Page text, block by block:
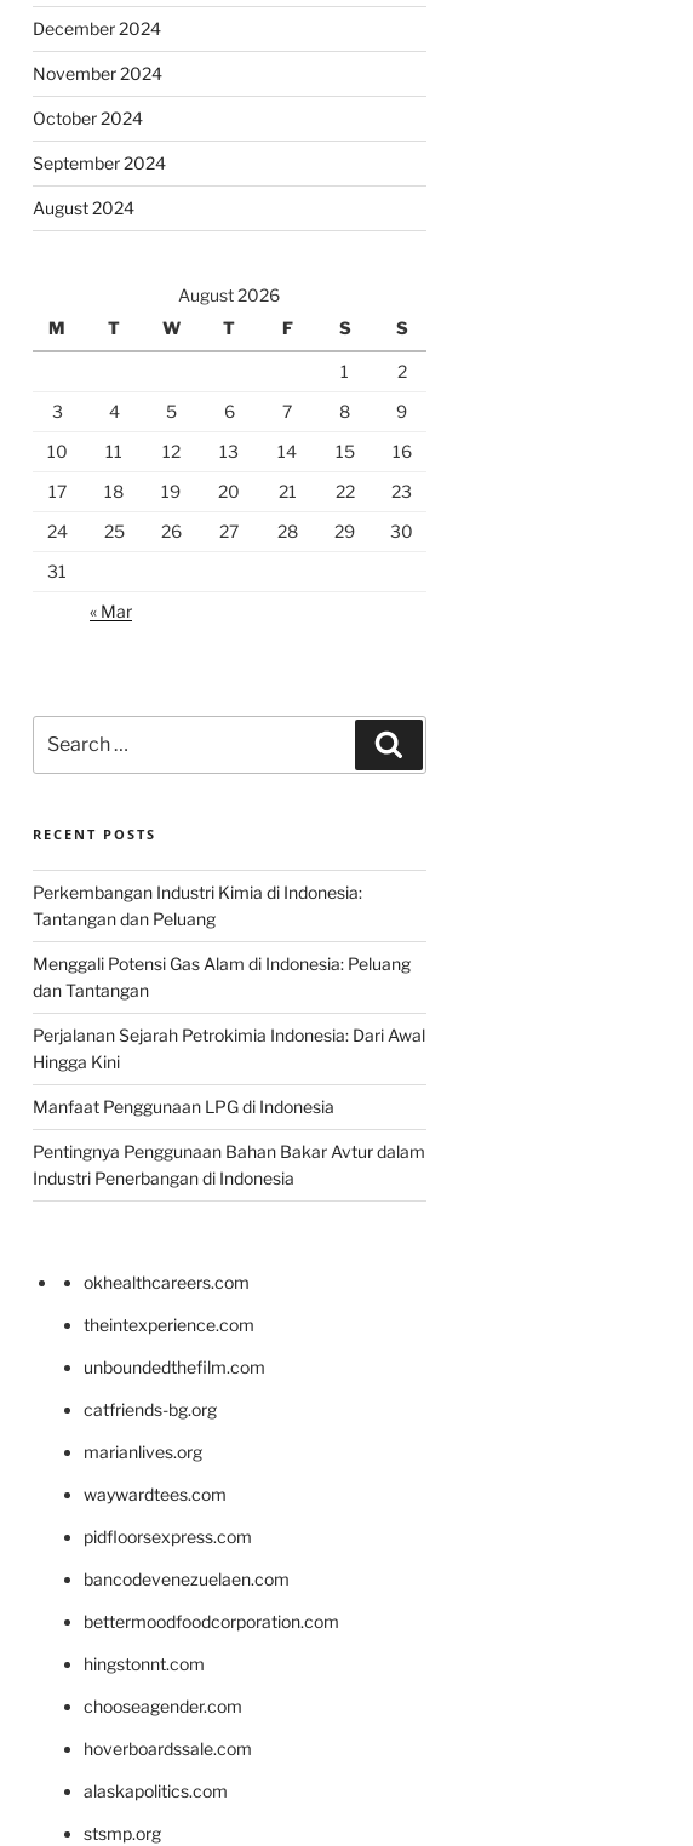
December 2024
November 2024
October 2024
September 2024
August 2024
August 2026
M
T W T F S S
1
2
3
4 5 6 7 8
9
10
11 12 13 14 15
16
17
18 19 20 21 22
23
24
25 26 27 28 29
30
31
« Mar
for:
RECENT POSTS
Perkembangan Industri Kimia di Indonesia:
Tantangan dan Peluang
Menggali Potensi Gas Alam di Indonesia: Peluang
dan Tantangan
Perjalanan Sejarah Petrokimia Indonesia: Dari Awal
Hingga Kini
Manfaat Penggunaan LPG di Indonesia
Pentingnya Penggunaan Bahan Bakar Avtur dalam
Industri Penerbangan di Indonesia
okhealthcareers.com
theintexperience.com
unboundedthefilm.com
catfriends-bg.org
marianlives.org
waywardtees.com
pidfloorsexpress.com
bancodevenezuelaen.com
bettermoodfoodcorporation.com
hingstonnt.com
chooseagender.com
hoverboardssale.com
alaskapolitics.com
stsmp.org